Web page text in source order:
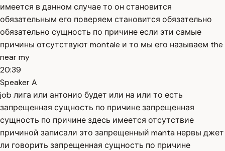
имеется в данном случае то он становится
обязательным его поверяем становится обязательно
обязательно сущность по причине если эти самые
причины отсутствуют montale и то мы его называем the
near my
20:39
Speaker A
job лига или антонио будет или на или то есть
запрещенная сущность по причине запрещенная
сущность по причине здесь имеется отсутствие
причиной записали это запрещенный manta нервы джет
ли говорить запрещенная сущность по причине